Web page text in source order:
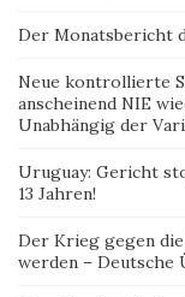
Der Monatsbericht
Neue kontrollierte
anscheinend NIE
Unabhängig der
Uruguay: Gericht
13 Jahren!
Der Krieg gegen
werden – Deutsche